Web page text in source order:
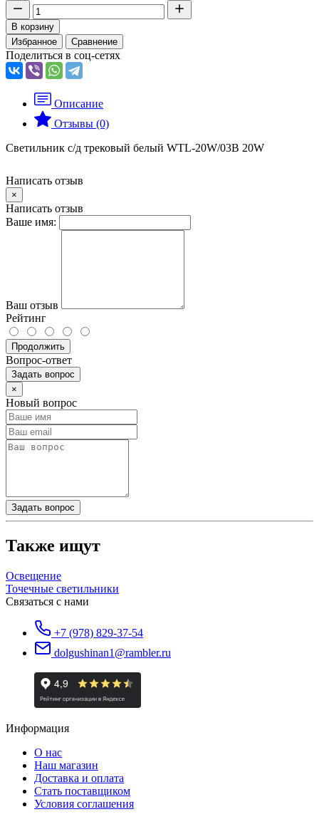
В корзину
Избранное
Сравнение
Поделиться в соц-сетях
Описание
Отзывы (0)
Светильник с/д трековый белый WTL-20W/03B 20W
Написать отзыв
×
Написать отзыв
Ваше имя:
Ваш отзыв
Рейтинг
Продолжить
Вопрос-ответ
Задать вопрос
×
Новый вопрос
Задать вопрос
Также ищут
Освещение
Точечные светильники
Связаться с нами
+7 (978) 829-37-54
dolgushinan1@rambler.ru
Информация
О нас
Наш магазин
Доставка и оплата
Стать поставщиком
Условия соглашения